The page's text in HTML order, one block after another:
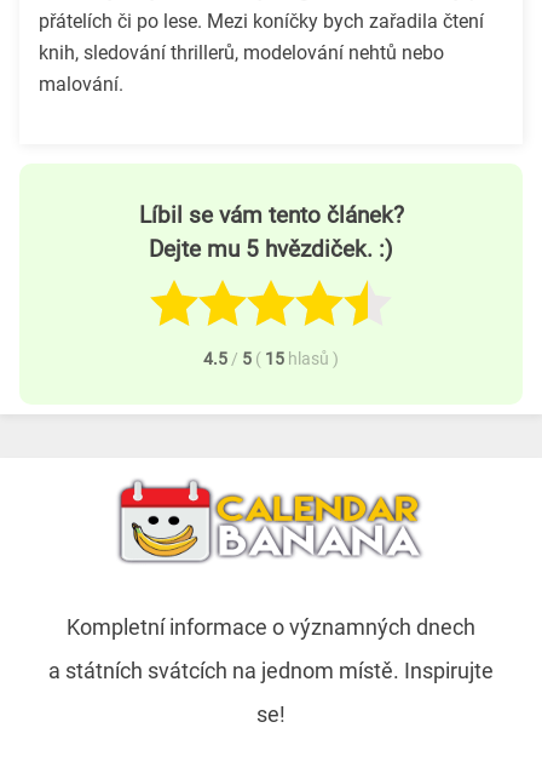
přátelích či po lese. Mezi koníčky bych zařadila čtení
knih, sledování thrillerů, modelování nehtů nebo
malování.
Líbil se vám tento článek?
Dejte mu 5 hvězdiček. :)
4.5 / 5 ( 15 hlasů )
Kompletní informace o významných dnech
a státních svátcích na jednom místě. Inspirujte
se!